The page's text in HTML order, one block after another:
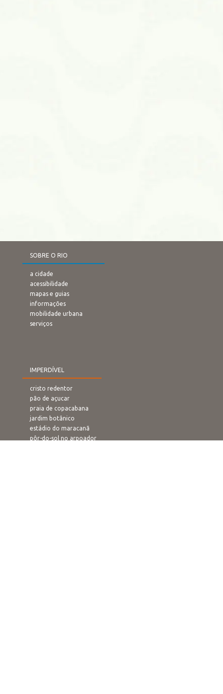
SOBRE O RIO
a cidade
acessibilidade
mapas e guias
informações
mobilidade urbana
serviços
IMPERDÍVEL
cristo redentor
pão de açucar
praia de copacabana
jardim botânico
estádio do maracanã
pôr-do-sol no arpoador